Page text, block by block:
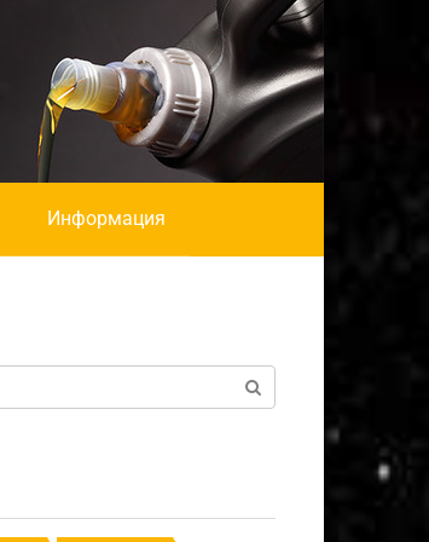
Информация